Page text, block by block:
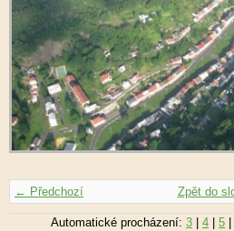
← Předchozí Zpět do
Automatické procházení: 3 4 5